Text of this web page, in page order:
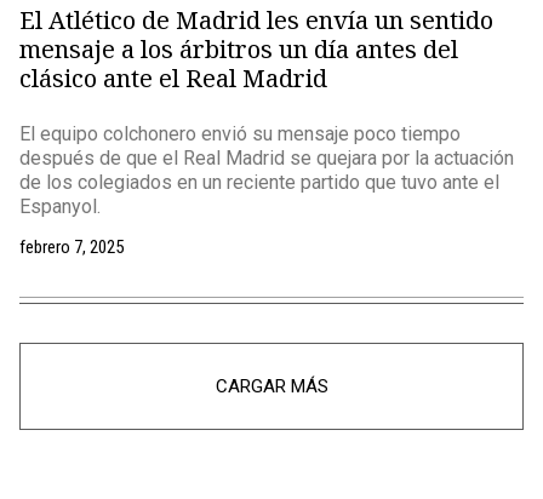
El Atlético de Madrid les envía un sentido
mensaje a los árbitros un día antes del
clásico ante el Real Madrid
El equipo colchonero envió su mensaje poco tiempo
después de que el Real Madrid se quejara por la actuación
de los colegiados en un reciente partido que tuvo ante el
Espanyol.
febrero 7, 2025
CARGAR MÁS